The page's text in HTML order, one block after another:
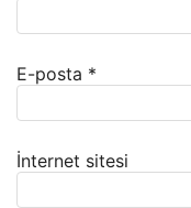
E-posta *
İnternet sitesi